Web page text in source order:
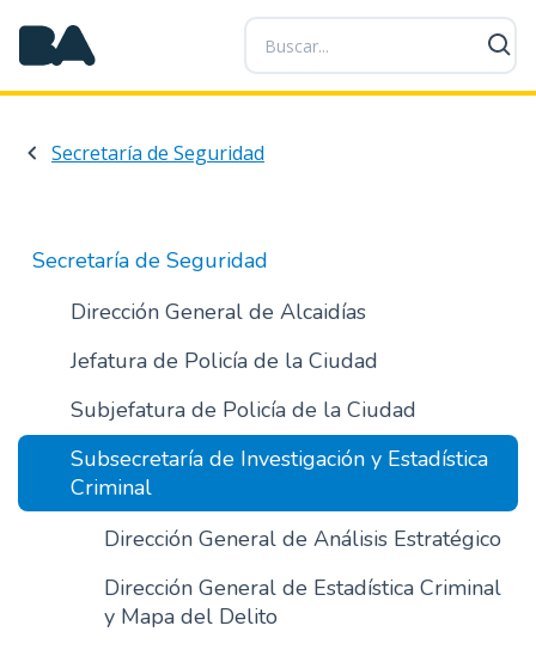
P
a
s
a
t
n
d
p
i
c
i
Secretaría de Seguridad
Secretaría de Seguridad
Dirección General de Alcaidías
Jefatura de Policía de la Ciudad
Subjefatura de Policía de la Ciudad
Subsecretaría de Investigación y Estadística
Criminal
Dirección General de Análisis Estratégico
Dirección General de Estadística Criminal
y Mapa del Delito